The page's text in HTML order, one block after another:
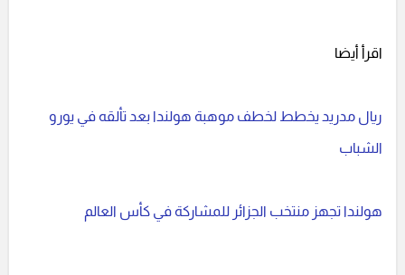
اقرأ أيضا
ريال مدريد يخطط لخطف موهبة هولندا بعد تألقه في يورو
الشباب
هولندا تجهز منتخب الجزائر للمشاركة في كأس العالم